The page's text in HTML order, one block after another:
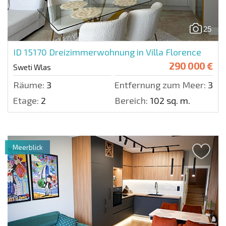
25
ID 15170 Dreizimmerwohnung in Villa Florence
Sweti Wlas 290 000 €
Räume: 3 Entfernung zum Meer: 300
Etage: 2 Bereich: 102 sq. m.
Meerblick